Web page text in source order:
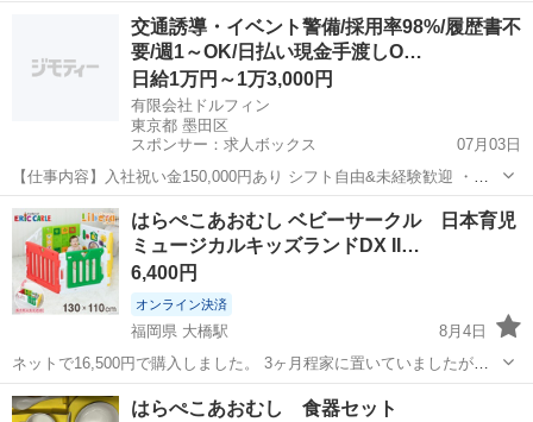
中島駅 ベビー用品
交通誘導・イベント警備/採用率98%/履歴書不
要/週1～OK/日払い現金手渡しO…
日給1万円～1万3,000円
有限会社ドルフィン
東京都 墨田区
スポンサー：求人ボックス
07月03日
【仕事内容】入社祝い金150,000円あり シフト自由&未経験歓迎
・直
行直帰OK ・一部車・自転車・バイク通勤OK ・週1～OK ・日払い・
週払いOK、現金手渡しも可能です! <仕事内容> 建築・土木工事現場
で...
アルバイト・パート
はらぺこあおむし ベビーサークル 日本育児
ミュージカルキッズランドDX II…
6,400円
オンライン決済
福岡県 大橋駅
8月4日
ネットで16,500円で購入しました。 3ヶ月程家に置いていましたが、
大きくなり、 ほとんど使っていないようなのでお譲りできればと思い
ます。 楽しい仕掛けが複数あります。 パーツ全てあり、音も問題なく
福岡 福岡市 大橋駅 ベビー用品
はらぺこあおむし 食器セット